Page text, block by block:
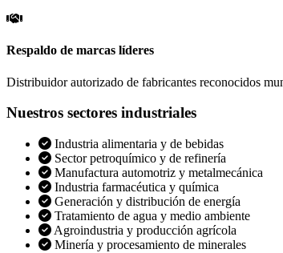
Respaldo de marcas líderes
Distribuidor autorizado de fabricantes reconocidos
Nuestros sectores industriales
Industria alimentaria y de bebidas
Sector petroquímico y de refinería
Manufactura automotriz y metalmecánica
Industria farmacéutica y química
Generación y distribución de energía
Tratamiento de agua y medio ambiente
Agroindustria y producción agrícola
Minería y procesamiento de minerales